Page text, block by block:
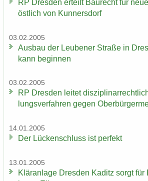
RP Dres­den er­teilt Bau­recht für
öst­lich von Kun­ners­dorf
03.02.2005
Aus­bau der Leu­be­ner Stra­ße in
kann be­gin­nen
03.02.2005
RP Dres­den lei­tet
lungs­ver­fah­ren gegen
14.01.2005
Der Lü­cken­schluss ist per­fekt
13.01.2005
Klär­an­la­ge Dres­den Ka­ditz sorgt